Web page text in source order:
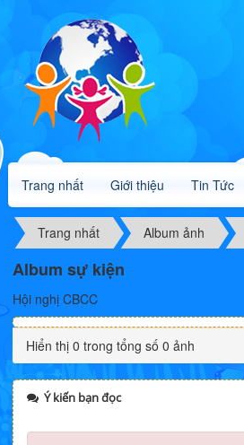
Trang nhất Giới thiệu Tin Tức
Trang nhất Album ảnh
Album sự kiện
Hội nghị CBCC
Hiển thị 0 trong tổng số 0 ảnh
Ý kiến bạn đọc